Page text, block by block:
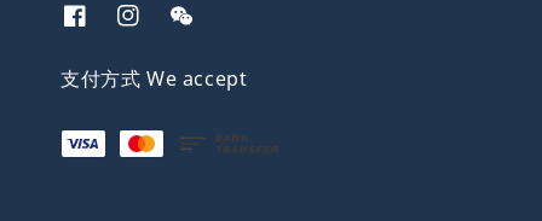
支付方式 We accept